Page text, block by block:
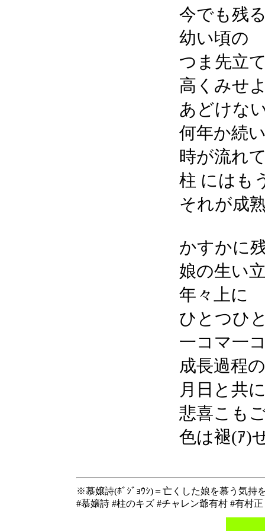
今でも残
幼い頃の
つま先立
高くみせ
あどけな
何年か続
時が流れ
柱 にはも
それが成
かすかに
娘の生い
年々上に
ひとつひ
一コマ一
成長過程
月日と共
悲喜こも
色は褪(ｱ)
※慕嬢詩(ﾎﾞｼﾞｮｳｼ)＝亡くした娘を慕う気持
#慕嬢詩 #柱のキズ #チャレン爺有村 #有村正